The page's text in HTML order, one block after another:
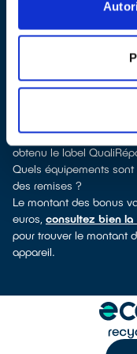
réparateur, vous verrez
électroménager, télé,
famille d’appareils son
Comment bénéficier du
Immédiatement déduit
Réparation est en
obtenu le label
Quels équipements
des remises ?
Le montant des bonus
euros, consultez bien la
pour trouver le montant
appareil.